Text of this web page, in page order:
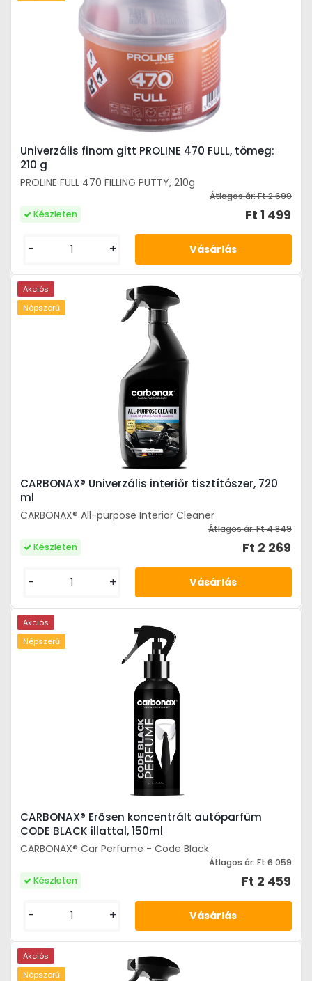
Univerzális finom gitt PROLINE 470 FULL, tömeg:
210 g
PROLINE FULL 470 FILLING PUTTY, 210g
Átlagos ár:Ft 2 699
Ft 1 499
Készleten
- +
CARBONAX® Univerzális interiőr tisztítószer, 720
ml
CARBONAX® All-purpose Interior Cleaner
Átlagos ár:Ft 4 849
Ft 2 269
Készleten
- +
Akciós
Népszerű
CARBONAX® Erősen koncentrált autóparfüm
CODE BLACK illattal, 150ml
CARBONAX® Car Perfume - Code Black
Átlagos ár:Ft 6 059
Ft 2 459
Készleten
- +
Akciós
Népszerű
Akciós
Népszerű